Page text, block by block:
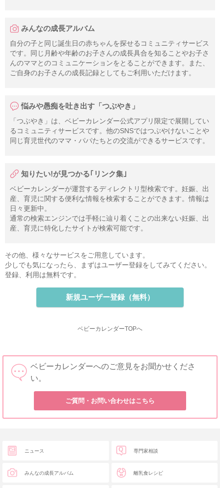
みんなの成長アルバム
自分の子と同じ誕生日の赤ちゃんを探せるコミュニティサービス
です。同じ月齢や年齢のお子さんの成長具合を知ることやお子さ
んのママとのコミュニケーションをとることができます。また、
ご自身のお子さんの成長記録としてもご利用いただけます。
悩みや愚痴を吐き出す「つぶやき」
「つぶやき」は、ベビーカレンダー公式アプリ限定で展開してい
るコミュニティサービスです。他のSNSではつぶやけないことや
同じ育児世代のママ・パパたちとの交流ができるサービスです。
知りたい!が見つかる｢リンク集｣
ベビーカレンダーが運営するディレクトリ型検索です。妊娠、出
産、育児に関する便利な情報を検索することができます。情報は
日々更新中。
通常の検索エンジンでは手軽に辿り着くことの出来ない妊娠、出
産、育児に特化したサイトが検索可能です。
その他、様々なサービスをご用意しています。
少しでも気になったら、まずはユーザー登録をしてみてください。
登録、利用は無料です。
新規ユーザー登録（無料）
ベビーカレンダーTOPへ
ベビーカレンダーへのご意見をお聞かせくださ
い。
ご質問・お問い合わせはこちら
ニュース
みんなの成長アルバム
専門家相談
離乳食レシピ